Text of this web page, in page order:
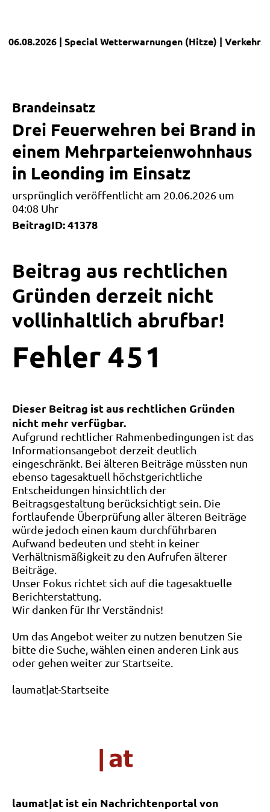
06.08.2026 | SpecialWetterwarnungen (Hitze) |
Brandeinsatz
Drei Feuerwehren bei Brand in
einem Mehrparteienwohnhaus
in Leonding im Einsatz
ursprünglich veröffentlicht am 20.06.2026 um
04:08 Uhr
BeitragID: 41378
Beitrag aus rechtlichen
Gründen derzeit nicht
vollinhaltlich abrufbar!
Fehler 4 5 1
Dieser Beitrag ist aus rechtlichen Gründen
nicht mehr verfügbar.
Aufgrund rechtlicher Rahmenbedingungen ist das
Informationsangebot derzeit deutlich
eingeschränkt. Bei älteren Beiträge müssten nun
ebenso tagesaktuell höchstgerichtliche
Entscheidungen hinsichtlich der
Beitragsgestaltung berücksichtigt sein. Die
fortlaufende Überprüfung aller älteren Beiträge
würde jedoch einen kaum durchführbaren
Aufwand bedeuten und steht in keiner
Verhältnismäßigkeit zu den Aufrufen älterer
Beiträge.
Unser Fokus richtet sich auf die tagesaktuelle
Berichterstattung.
Wir danken für Ihr Verständnis!
Um das Angebot weiter zu nutzen benutzen Sie
bitte die Suche, wählen einen anderen Link aus
oder gehen weiter zur Startseite.
laumat|at-Startseite
laumat|at ist ein Nachrichtenportal von